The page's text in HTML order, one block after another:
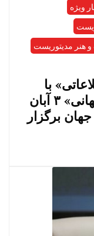
ویژه
هنر مدیتوریست
با
موضوع «دستور کار جمعی جهانی» ۳ آبان
جهان برگزار